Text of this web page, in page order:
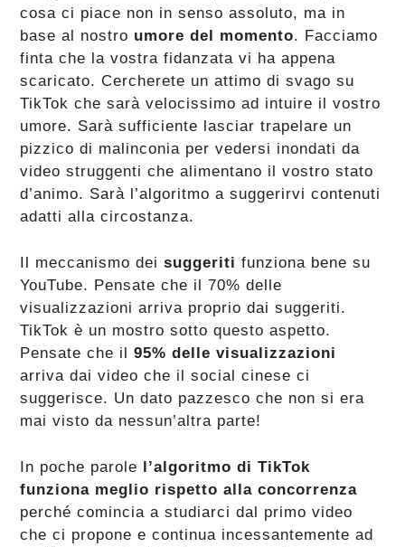
cosa ci piace non in senso assoluto, ma in
base al nostro umore del momento. Facciamo
finta che la vostra fidanzata vi ha appena
scaricato. Cercherete un attimo di svago su
TikTok che sarà velocissimo ad intuire il vostro
umore. Sarà sufficiente lasciar trapelare un
pizzico di malinconia per vedersi inondati da
video struggenti che alimentano il vostro stato
d’animo. Sarà l’algoritmo a suggerirvi contenuti
adatti alla circostanza.
Il meccanismo deisuggeriti funziona bene su
YouTube. Pensate che il 70% delle
visualizzazioni arriva proprio dai suggeriti.
TikTok è un mostro sotto questo aspetto.
Pensate che il95% delle visualizzazioni
arriva dai video che il social cinese ci
suggerisce. Un dato pazzesco che non si era
mai visto da nessun’altra parte!
In poche parole l’algoritmo di TikTok
funziona meglio rispetto alla concorrenza
perché comincia a studiarci dal primo video
che ci propone e continua incessantemente ad